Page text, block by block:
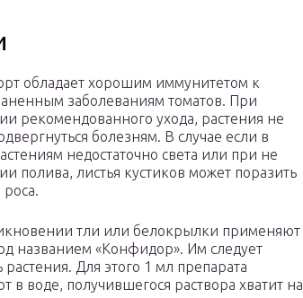
обладает хорошим иммунитетом к
заболеваниям томатов. При
рекомендованного ухода, растения не
болезням. В случае если в
недостаточно света или при не
полива, листья кустиков может поразить
роса.
тли или белокрылки применяют
названием «Конфидор». Им следует
растения. Для этого 1 мл препарата
в воде, получившегося раствора хватит на